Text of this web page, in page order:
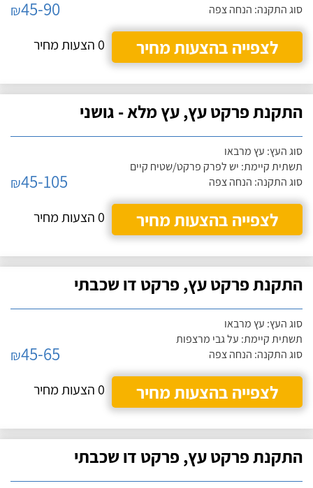
סוג התקנה: הנחה צפה
₪45-90
לצפייה בהצעות מחיר
0 הצעות מחיר
התקנת פרקט עץ, עץ מלא - גושני
סוג העץ: עץ מרבאו
תשתית קיימת: יש לפרק פרקט/שטיח קיים
סוג התקנה: הנחה צפה
₪45-105
לצפייה בהצעות מחיר
0 הצעות מחיר
התקנת פרקט עץ, פרקט דו שכבתי
סוג העץ: עץ מרבאו
תשתית קיימת: על גבי מרצפות
סוג התקנה: הנחה צפה
₪45-65
לצפייה בהצעות מחיר
0 הצעות מחיר
התקנת פרקט עץ, פרקט דו שכבתי